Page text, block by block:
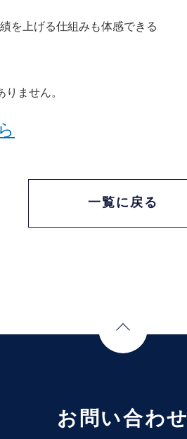
を上げる仕組みも体感できる
ません。
一覧に戻る
お問い合わせ